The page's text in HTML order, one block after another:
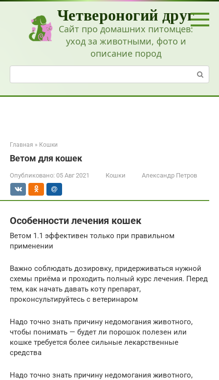
Перейти
Четвероногий друг
Сайт про домашних питомцев:
уход за животными, фото и
описание пород
Поиск:
Главная » Кошки
Ветом для кошек
Опубликовано: 05 Авг 2021 Кошки Александр Петров
Особенности лечения кошек
Ветом 1.1 эффективен только при правильном
применении
Важно соблюдать дозировку, придерживаться нужной
схемы приёма и проходить полный курс лечения. Перед
тем, как начать давать коту препарат,
проконсультируйтесь с ветеринаром
Надо точно знать причину недомогания животного,
чтобы понимать — будет ли порошок полезен или
кошке требуется более сильные лекарственные
средства
Надо точно знать причину недомогания животного,